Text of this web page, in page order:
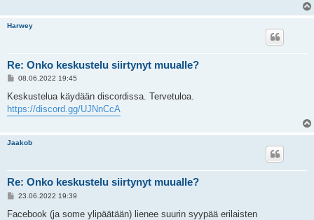
Harwey
Re: Onko keskustelu siirtynyt muualle?
V
e
t
08.06.2022 19:45
Keskustelua käydään discordissa. Tervetuloa.
https://discord.gg/UJNnCcA
Jaakob
Re: Onko keskustelu siirtynyt muualle?
V
e
23.06.2022 19:39
Facebook (ja some ylipäätään) lienee suurin syypää erilaisten